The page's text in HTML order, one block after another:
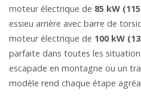
moteur électrique de 85 kW
essieu arrière avec barre de
moteur électrique de 100 kW
parfaite dans toutes les
escapade en montagne ou un
modèle rend chaque étape